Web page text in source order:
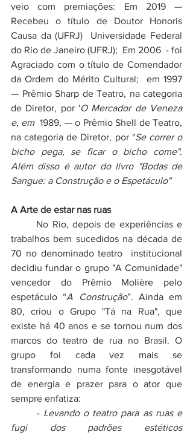
veio com premiações: Em 2019 —
Recebeu o título de Doutor Honoris
Causa da (UFRJ) Universidade Federal
do Rio de Janeiro (UFRJ);  Em 2006  - foi
Agraciado com o título de Comendador
da Ordem do Mérito Cultural;  em 1997
— Prêmio Sharp de Teatro, na categoria
de Diretor, por 'O Mercador de Veneza
e, em 1989, — o Prêmio Shell de Teatro,
na categoria de Diretor, por "Se correr o
bicho pega, se ficar o bicho come".
Além disso é autor do livro "Bodas de
Sangue: a Construção e o Espetáculo"
A Arte de estar nas ruas
No Rio, depois de experiências e
trabalhos bem sucedidos na década de
70 no denominado teatro  institucional
decidiu fundar o grupo "A Comunidade"
vencedor do Prêmio Molière
espetáculo “A Construção”. Ainda em
80, criou o Grupo "Tá na Rua", que
existe há 40 anos e se tornou num dos
marcos do teatro de rua no Brasil. O
grupo foi cada vez mais se
transformando numa fonte inesgotável
de energia e prazer para o ator que
sempre enfatiza:
- Levando o teatro para as ruas e
fugi dos padrões estéticos